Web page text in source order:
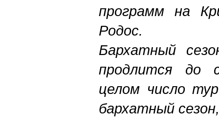
программ на
Родос.
Бархатный
продлится до
целом число
бархатный